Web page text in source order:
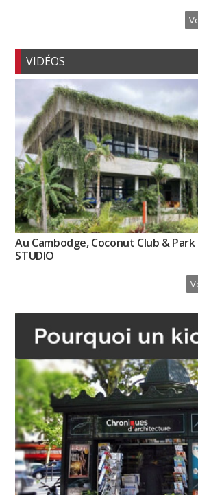
VIDÉOS
Au Cambodge, Coconut Club & Park
STUDIO